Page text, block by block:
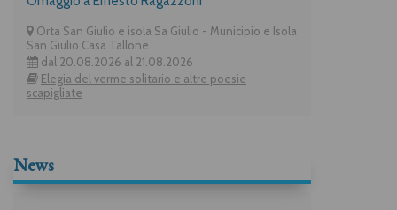
Orta San Giulio e isola Sa Giulio - Municipio e Isola
San Giulio Casa Tallone
dal 20.08.2026 al 21.08.2026
Elegia del verme solitario e altre poesie
scapigliate
News